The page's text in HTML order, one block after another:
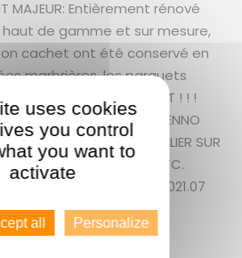
MAJEUR: Entièrement rénové
de gamme et sur mesure,
cachet ont été conservé en
marbrières, les parquets
TRÈS RAPIDEMENT ! ! !
LICES" 02.22.91.01.10 - GUENNO
CHOIX DE BIEN IMMOBILIER SUR
de négociation TTC.
Charges annuelles : 1021.07
uses cookies
you control
you want to
activate
all Personalize